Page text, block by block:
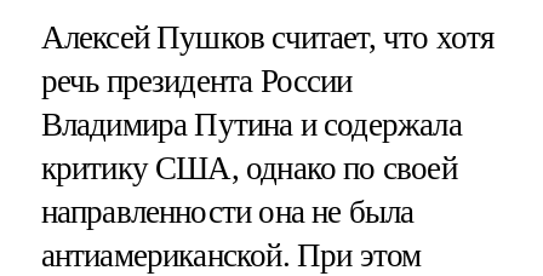
Алексей Пушков считает, что хотя
речь президента России
Владимира Путина и содержала
критику США, однако по своей
направленности она не была
антиамериканской. При этом